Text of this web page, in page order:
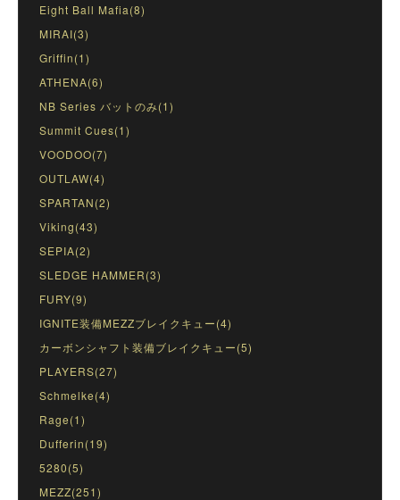
Eight Ball Mafia(8)
MIRAI(3)
Griffin(1)
ATHENA(6)
NB Series バットのみ(1)
Summit Cues(1)
VOODOO(7)
OUTLAW(4)
SPARTAN(2)
Viking(43)
SEPIA(2)
SLEDGE HAMMER(3)
FURY(9)
IGNITE装備MEZZブレイクキュー(4)
カーボンシャフト装備ブレイクキュー(5)
PLAYERS(27)
Schmelke(4)
Rage(1)
Dufferin(19)
5280(5)
MEZZ(251)